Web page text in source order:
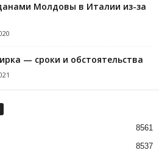
Молдовы в Италии из-за
— сроки и обстоятельства
8561
8537